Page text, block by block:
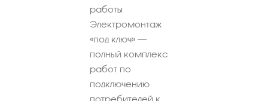
работы
Электромонтаж
«под ключ» –
полный комплекс
работ по
подключению
потребителей к